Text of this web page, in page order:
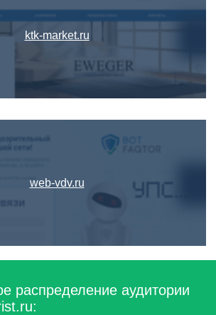
ktk-market.ru
web-vdv.ru
распределение аудитории